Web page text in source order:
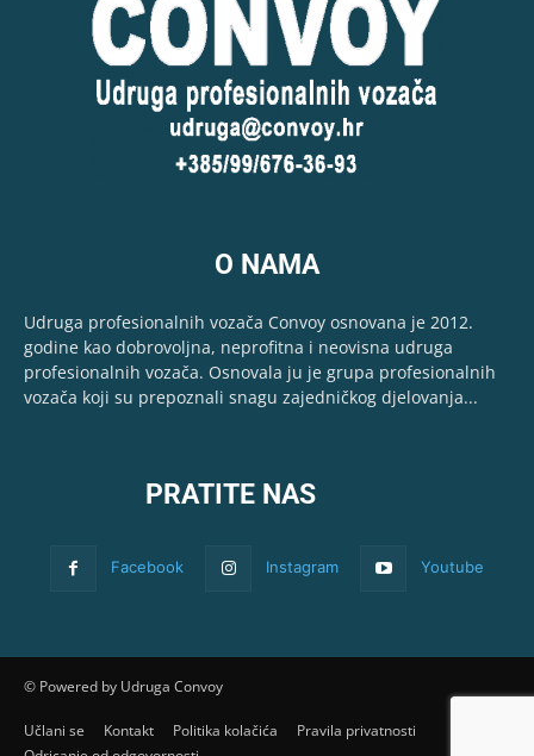
O NAMA
Udruga profesionalnih vozača Convoy osnovana je 2012.
godine kao dobrovoljna, neprofitna i neovisna udruga
profesionalnih vozača. Osnovala ju je grupa profesionalnih
vozača koji su prepoznali snagu zajedničkog djelovanja...
PRATITE NAS
Facebook Instagram Youtube
© Powered by Udruga Convoy
Učlani se Kontakt Politika kolačića
Pravila privatnosti